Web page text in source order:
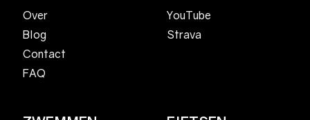
Over
Blog
Contact
FAQ
YouTube
Strava